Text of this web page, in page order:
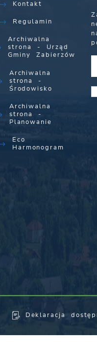
Kontakt
Regulamin
Archiwalna
strona - Urząd
Gminy Zabierzów
Archiwalna
strona -
Środowisko
Archiwalna
strona -
Planowanie
Eco
Harmonogram
Deklaracja